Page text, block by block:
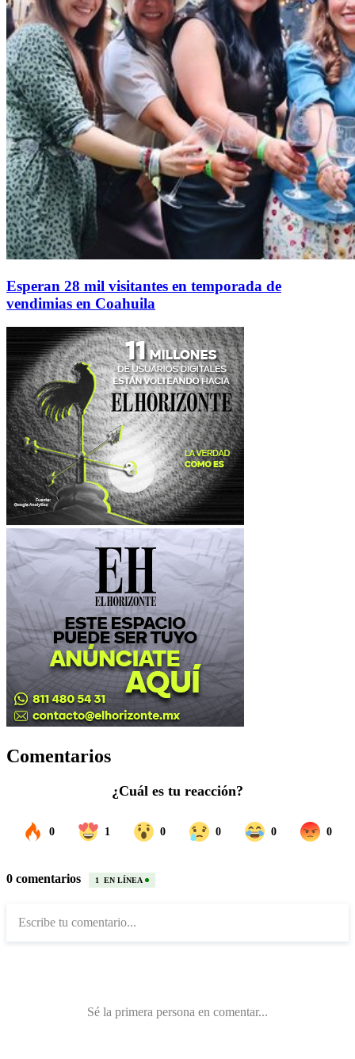
Esperan 28 mil visitantes en temporada de
vendimias en Coahuila
Comentarios